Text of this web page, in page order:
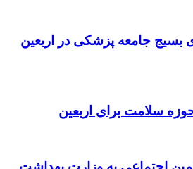
بسیج جامعه پزشکی در اربعین
حوزه سلامت برای اربعین